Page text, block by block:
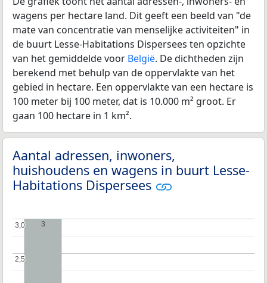
wagens per hectare land. Dit geeft een beeld van "de
mate van concentratie van menselijke activiteiten" in
de buurt Lesse-Habitations Dispersees ten opzichte
van het gemiddelde voor België. De dichtheden zijn
berekend met behulp van de oppervlakte van het
gebied in hectare. Een oppervlakte van een hectare is
100 meter bij 100 meter, dat is 10.000 m² groot. Er
gaan 100 hectare in 1 km².
Aantal adressen, inwoners,
huishoudens en wagens in buurt Lesse-
Habitations Dispersees
2,5
2,5
3,0
3,0 3